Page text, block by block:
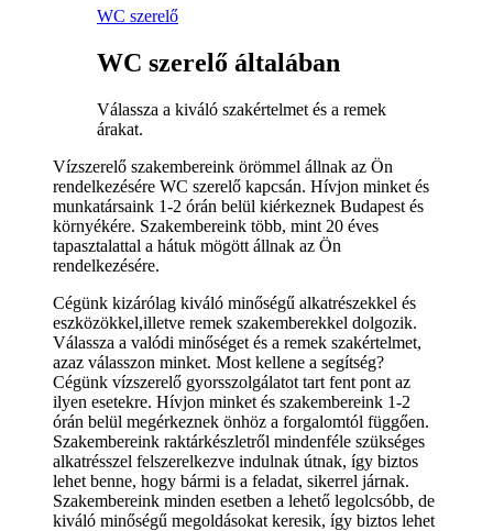
WC szerelő
WC szerelő általában
Válassza a kiváló szakértelmet és a remek
árakat.
Vízszerelő szakembereink örömmel állnak az Ön
rendelkezésére WC szerelő kapcsán. Hívjon minket és
munkatársaink 1-2 órán belül kiérkeznek Budapest és
környékére. Szakembereink több, mint 20 éves
tapasztalattal a hátuk mögött állnak az Ön
rendelkezésére.
Cégünk kizárólag kiváló minőségű alkatrészekkel és
eszközökkel,illetve remek szakemberekkel dolgozik.
Válassza a valódi minőséget és a remek szakértelmet,
azaz válasszon minket. Most kellene a segítség?
Cégünk vízszerelő gyorsszolgálatot tart fent pont az
ilyen esetekre. Hívjon minket és szakembereink 1-2
órán belül megérkeznek önhöz a forgalomtól függően.
Szakembereink raktárkészletről mindenféle szükséges
alkatrésszel felszerelkezve indulnak útnak, így biztos
lehet benne, hogy bármi is a feladat, sikerrel járnak.
Szakembereink minden esetben a lehető legolcsóbb, de
kiváló minőségű megoldásokat keresik, így biztos lehet